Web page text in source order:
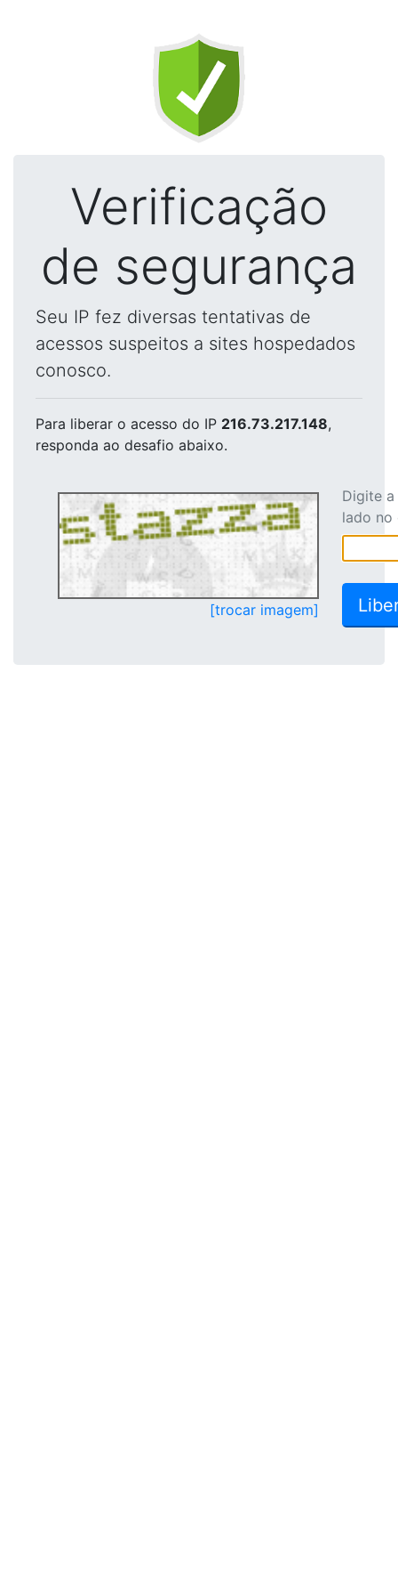
Verificação
de segurança
Seu IP fez diversas tentativas de
acessos suspeitos a sites hospedados
conosco.
Para liberar o acesso do IP 216.73.217.148,
responda ao desafio abaixo.
[trocar imagem]
Digite
lado no